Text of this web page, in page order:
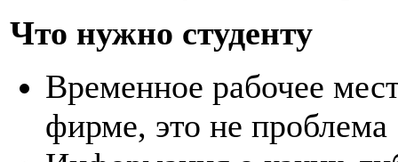
Что нужно студенту
Временное рабочее
фирме, это не проблема